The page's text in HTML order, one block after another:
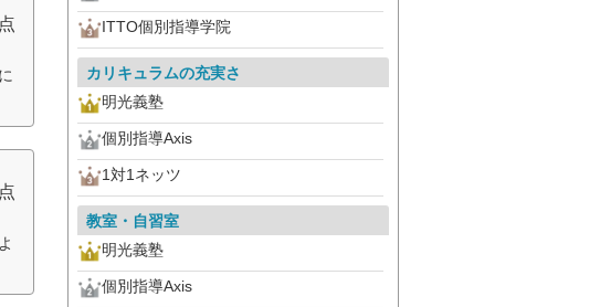
点
点
ITTO個別指導学院
カリキュラムの充実さ
明光義塾
個別指導Axis
1対1ネッツ
教室・自習室
明光義塾
個別指導Axis